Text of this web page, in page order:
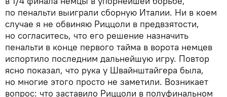
по пенальти выиграли сборную Италии. Ни в коем
случае я не обвиняю Риццоли в предвзятости,
но согласитесь, что его решение назначить
пенальти в конце первого тайма в ворота немцев
испортило последним дальнейшую игру. Повтор
ясно показал, что рука у Швайнштайгера была,
но многие этого просто не заметили. Возникает
вопрос: что заставило Риццоли в полуфинальном